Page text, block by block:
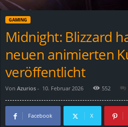
n
GAMING
Midnight: Blizzard
neuen animierten
veröffentlicht
Von Azurios - 10. Februar 2026 552
Facebook X